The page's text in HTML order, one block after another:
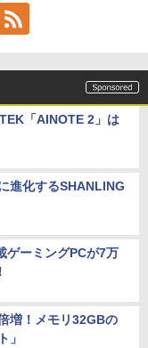
「AINOTE 2」は
進化するSHANLING
ゲーミングPCが7万
増！メモリ32GBの
」